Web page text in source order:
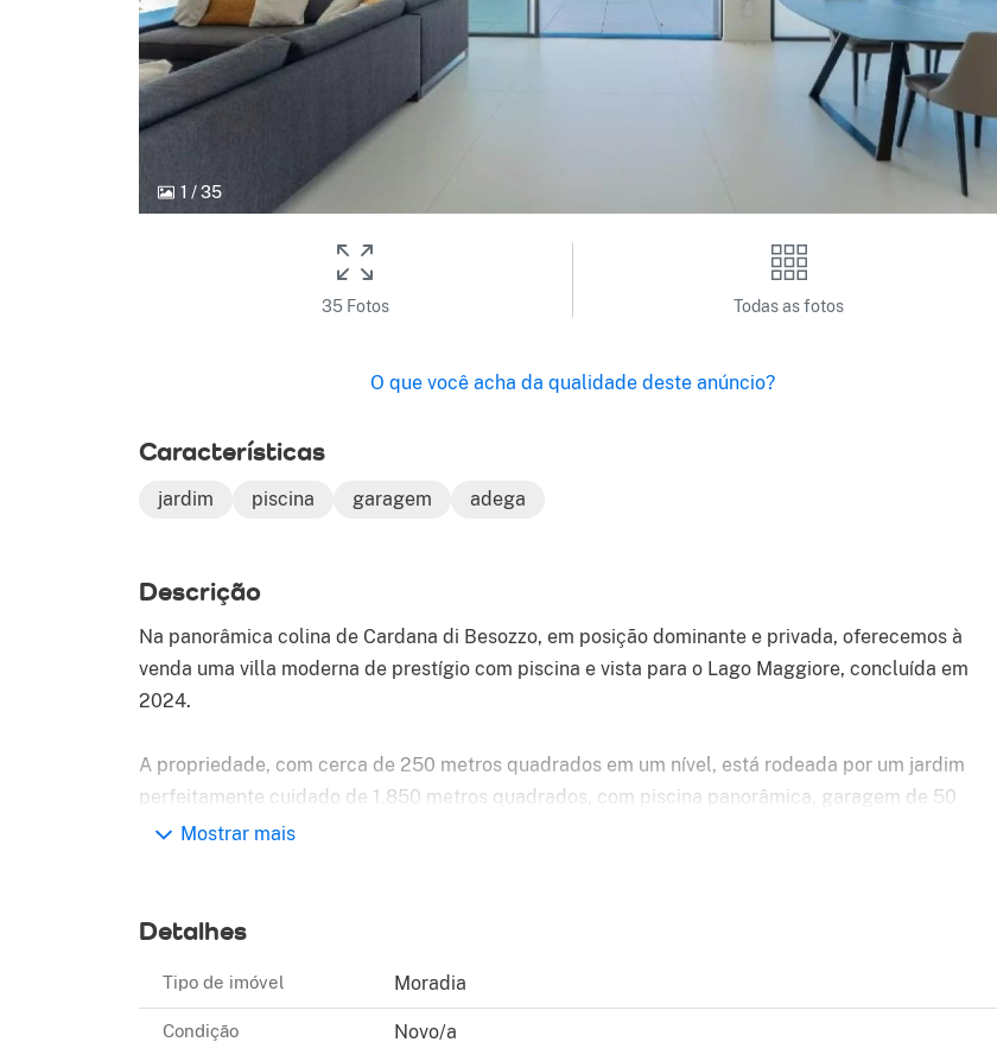
1 /35
35 Fotos Todas as fotos
O que você acha da qualidade deste anúncio?
Características
jardim piscina garagem adega
Descrição
Na panorâmica colina de Cardana di Besozzo, em posição dominante e privada, oferecemos à
venda uma villa moderna de prestígio com piscina e vista para o Lago Maggiore, concluída em
2024.
A propriedade, com cerca de 250 metros quadrados em um nível, está rodeada por um jardim
perfeitamente cuidado de 1.850 metros quadrados, com piscina panorâmica, garagem de 50
metros quadrados e grande pátio com lugares de estacionamento. Equipado com as mais
com vidros triplos, sistema de alarme, revestimento térmico, bispo e cadeiras nos lados do
A residência, projetada e construída por arquitetos locais de talento, distingue-se por um estilo
Mostrar mais
Detalhes
Tipo de imóvel Moradia
Condição Novo/a